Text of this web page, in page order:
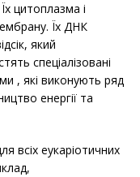
цитоплазма і
Їх ДНК
який
спеціалізовані
, які виконують ряд
енергії та
всіх еукаріотичних